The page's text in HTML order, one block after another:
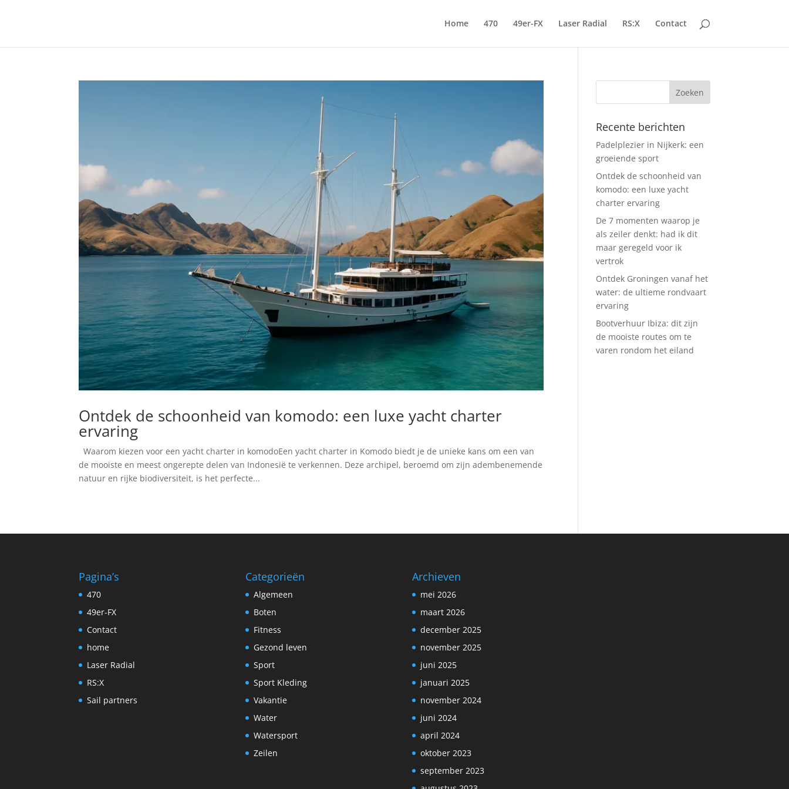
Home 470 49er-FX Laser Radial RS:X Contact
Ontdek de schoonheid van komodo: een luxe yacht charter
ervaring
Waarom kiezen voor een yacht charter in komodoEen yacht charter in Komodo biedt je de unieke kans om een van
de mooiste en meest ongerepte delen van Indonesië te verkennen. Deze archipel, beroemd om zijn adembenemende
natuur en rijke biodiversiteit, is het perfecte...
Recente berichten
Padelplezier in Nijkerk: een
groeiende sport
Ontdek de schoonheid van
komodo: een luxe yacht
charter ervaring
De 7 momenten waarop je
als zeiler denkt: had ik dit
maar geregeld voor ik
vertrok
Ontdek Groningen vanaf het
water: de ultieme rondvaart
ervaring
Bootverhuur Ibiza: dit zijn
de mooiste routes om te
varen rondom het eiland
Pagina’s
470
49er-FX
Contact
home
Laser Radial
RS:X
Sail partners
Categorieën
Algemeen
Boten
Fitness
Gezond leven
Sport
Sport Kleding
Vakantie
Water
Watersport
Zeilen
Archieven
mei 2026
maart 2026
december 2025
november 2025
juni 2025
januari 2025
november 2024
juni 2024
april 2024
oktober 2023
september 2023